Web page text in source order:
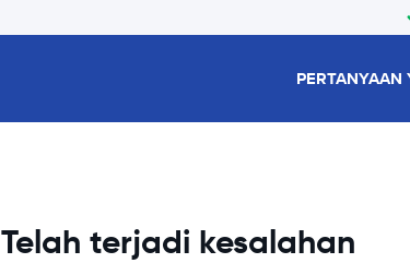
Telah terjadi kesalahan